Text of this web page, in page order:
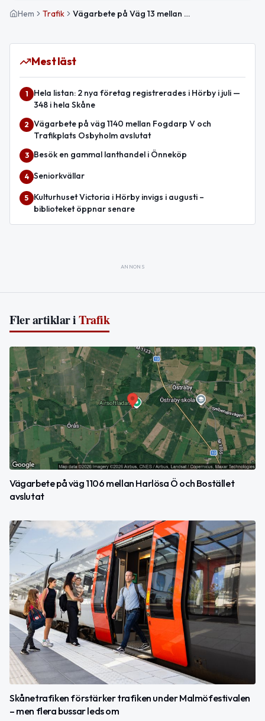
Hem Trafik Vägarbete på Väg 13 mellan Trafikplats Norrehe och Cirkulationsplats Höör avslutat
Mest läst
1
Hela listan: 2 nya företag registrerades i Hörby i juli —
348 i hela Skåne
2 Vägarbete på väg 1140 mellan Fogdarp V och
Trafikplats Osbyholm avslutat
3 Besök en gammal lanthandel i Önneköp
4 Seniorkvällar
5
Kulturhuset Victoria i Hörby invigs i augusti –
biblioteket öppnar senare
ANNONS
Fler artiklar iTrafik
Vägarbete på väg 1106 mellan Harlösa Ö och Bostället
avslutat
Skånetrafiken förstärker trafiken under Malmöfestivalen
– men flera bussar leds om